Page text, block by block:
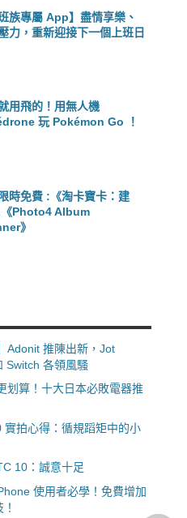
班族專屬 App】盡情享樂、
力，重新迎接下一個上班日
用飛的！用無人機
玩 Pokémon Go ！
時免費 :《淘卡寶卡：建
《Photo4 Album
》
Adonit 推陳出新，Jot
Switch 各領風騷
划算！十大日本必敗電器推
實拍心得：循規蹈矩中的小
10：誠意十足
使用者必學！免費增加